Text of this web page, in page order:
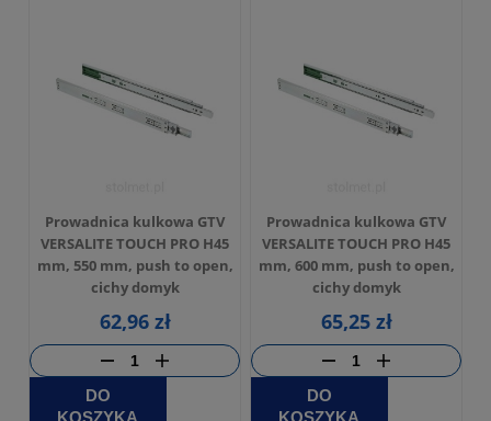
Prowadnica kulkowa GTV
VERSALITE TOUCH PRO H45
mm, 550 mm, push to open,
cichy domyk
62,96 zł
DO
KOSZYKA
Prowadnica kulkowa GTV
VERSALITE TOUCH PRO H45
mm, 600 mm, push to open,
cichy domyk
65,25 zł
DO
KOSZYKA